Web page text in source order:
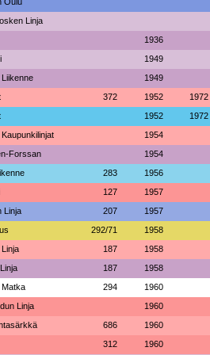
Linja
1936
1949
1949
372 1952 1972
1952 1972
1954
Forssan 1954
283 1956
127 1957
Linja 207 1957
292/71 1958
187 1958
187 1958
Matka 294 1960
Linja 1960
686 1960
312 1960